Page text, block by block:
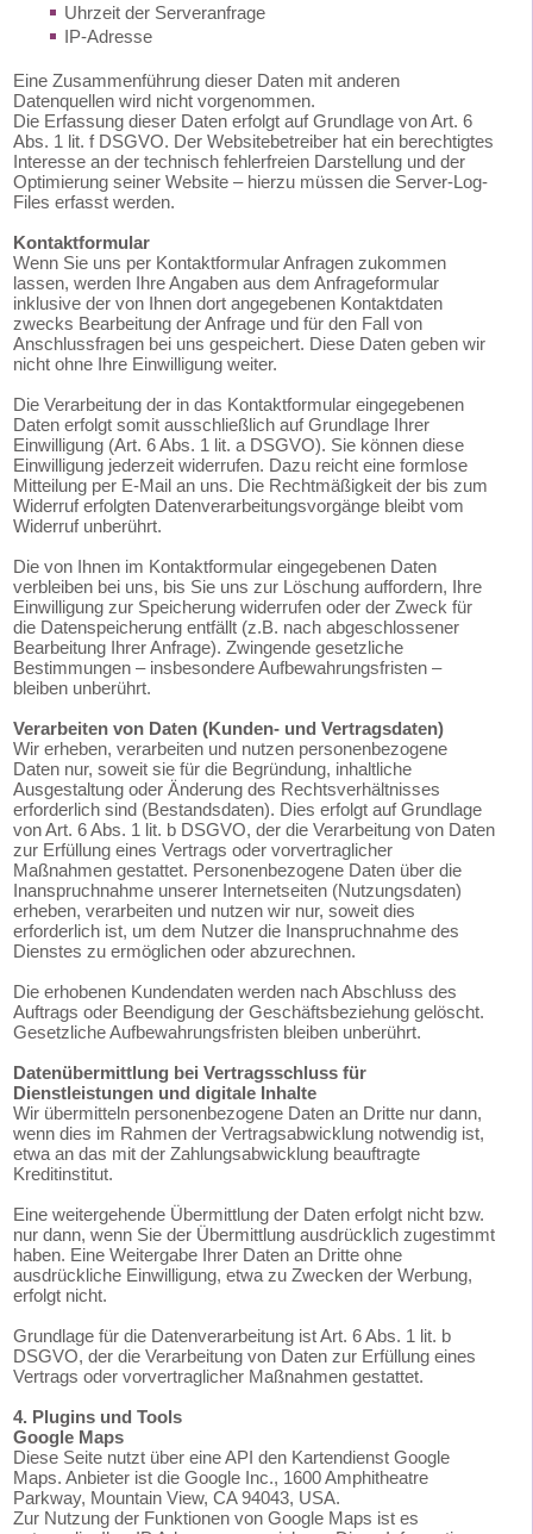
Uhrzeit der Serveranfrage
IP-Adresse
Eine Zusammenführung dieser Daten mit anderen
Datenquellen wird nicht vorgenommen.
Die Erfassung dieser Daten erfolgt auf Grundlage von Art. 6
Abs. 1 lit. f DSGVO. Der Websitebetreiber hat ein berechtigtes
Interesse an der technisch fehlerfreien Darstellung und der
Optimierung seiner Website – hierzu müssen die Server-Log-
Files erfasst werden.
Kontaktformular
Wenn Sie uns per Kontaktformular Anfragen zukommen
lassen, werden Ihre Angaben aus dem Anfrageformular
inklusive der von Ihnen dort angegebenen Kontaktdaten
zwecks Bearbeitung der Anfrage und für den Fall von
Anschlussfragen bei uns gespeichert. Diese Daten geben wir
nicht ohne Ihre Einwilligung weiter.
Die Verarbeitung der in das Kontaktformular eingegebenen
Daten erfolgt somit ausschließlich auf Grundlage Ihrer
Einwilligung (Art. 6 Abs. 1 lit. a DSGVO). Sie können diese
Einwilligung jederzeit widerrufen. Dazu reicht eine formlose
Mitteilung per E-Mail an uns. Die Rechtmäßigkeit der bis zum
Widerruf erfolgten Datenverarbeitungsvorgänge bleibt vom
Widerruf unberührt.
Die von Ihnen im Kontaktformular eingegebenen Daten
verbleiben bei uns, bis Sie uns zur Löschung auffordern, Ihre
Einwilligung zur Speicherung widerrufen oder der Zweck für
die Datenspeicherung entfällt (z.B. nach abgeschlossener
Bearbeitung Ihrer Anfrage). Zwingende gesetzliche
Bestimmungen – insbesondere Aufbewahrungsfristen –
bleiben unberührt.
Verarbeiten von Daten (Kunden- und Vertragsdaten)
Wir erheben, verarbeiten und nutzen personenbezogene
Daten nur, soweit sie für die Begründung, inhaltliche
Ausgestaltung oder Änderung des Rechtsverhältnisses
erforderlich sind (Bestandsdaten). Dies erfolgt auf Grundlage
von Art. 6 Abs. 1 lit. b DSGVO, der die Verarbeitung von Daten
zur Erfüllung eines Vertrags oder vorvertraglicher
Maßnahmen gestattet. Personenbezogene Daten über die
Inanspruchnahme unserer Internetseiten (Nutzungsdaten)
erheben, verarbeiten und nutzen wir nur, soweit dies
erforderlich ist, um dem Nutzer die Inanspruchnahme des
Dienstes zu ermöglichen oder abzurechnen.
Die erhobenen Kundendaten werden nach Abschluss des
Auftrags oder Beendigung der Geschäftsbeziehung gelöscht.
Gesetzliche Aufbewahrungsfristen bleiben unberührt.
Datenübermittlung bei Vertragsschluss für
Dienstleistungen und digitale Inhalte
Wir übermitteln personenbezogene Daten an Dritte nur dann,
wenn dies im Rahmen der Vertragsabwicklung notwendig ist,
etwa an das mit der Zahlungsabwicklung beauftragte
Kreditinstitut.
Eine weitergehende Übermittlung der Daten erfolgt nicht bzw.
nur dann, wenn Sie der Übermittlung ausdrücklich zugestimmt
haben. Eine Weitergabe Ihrer Daten an Dritte ohne
ausdrückliche Einwilligung, etwa zu Zwecken der Werbung,
erfolgt nicht.
Grundlage für die Datenverarbeitung ist Art. 6 Abs. 1 lit. b
DSGVO, der die Verarbeitung von Daten zur Erfüllung eines
Vertrags oder vorvertraglicher Maßnahmen gestattet.
4. Plugins und Tools
Google Maps
Diese Seite nutzt über eine API den Kartendienst Google
Maps. Anbieter ist die Google Inc., 1600 Amphitheatre
Parkway, Mountain View, CA 94043, USA.
Zur Nutzung der Funktionen von Google Maps ist es